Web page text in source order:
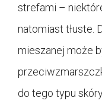
strefami –
natomiast tłuste.
mieszanej może
do tego typu